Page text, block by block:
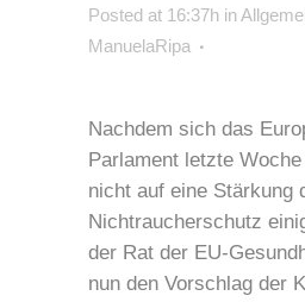
Posted at 16:37h in
ManuelaRipa
Nachdem sich das
Parlament letzte
nicht auf eine Stärkung
Nichtraucherschutz
der Rat der EU-
nun den Vorschlag der